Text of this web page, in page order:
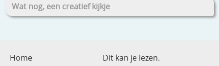
Wat nog, een creatief kijkje
Home
Dit kan je lezen.